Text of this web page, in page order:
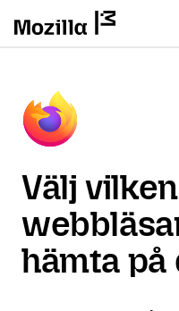
Välj
hämta